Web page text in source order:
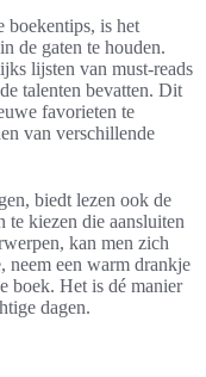
boekentips, is het
de gaten te houden.
lijsten van must-reads
talenten bevatten. Dit
favorieten te
van verschillende
biedt lezen ook de
kiezen die aansluiten
kan men zich
neem een warm drankje
boek. Het is dé manier
dagen.